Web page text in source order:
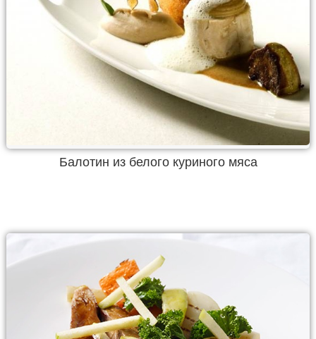
Балотин из белого куриного мяса